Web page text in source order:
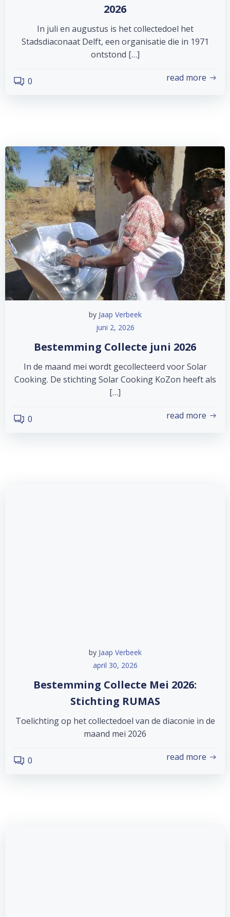
2026
In juli en augustus is het collectedoel het
Stadsdiaconaat Delft, een organisatie die in 1971
ontstond […]
0 read more
by Jaap Verbeek
juni 2, 2026
Bestemming Collecte juni 2026
In de maand mei wordt gecollecteerd voor Solar
Cooking. De stichting Solar Cooking KoZon heeft als
[…]
0 read more
by Jaap Verbeek
april 30, 2026
Bestemming Collecte Mei 2026:
Stichting RUMAS
Toelichting op het collectedoel van de diaconie in de
maand mei 2026
0 read more